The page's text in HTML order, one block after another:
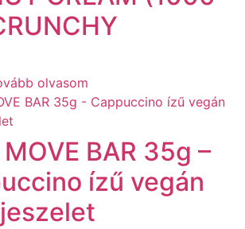
olvasom
BAR 35g –
ízű vegán